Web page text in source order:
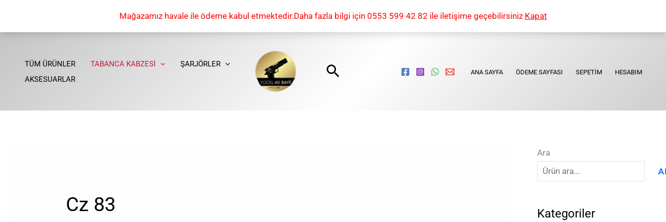
Mağazamız havale ile ödeme kabul etmektedir.Daha fazla bilgi için 0553 599 42 82 ile iletişime geçebilirsiniz Kapat
TÜM ÜRÜNLER TABANCA KABZESİ
ŞARJÖRLER
AKSESUARLAR
Arama ANA SAYFA ÖDEME SAYFASI SEPETIM HESABIM
Cz 83
Ara
Kategoriler